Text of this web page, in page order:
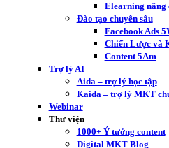
Elearning nâng
Đào tạo chuyên sâu
Facebook Ads
Chiến Lược và
Content 5Am
Trợ lý AI
Aida – trợ lý học tập
Kaida – trợ lý MKT
Webinar
Thư viện
1000+ Ý tưởng content
Digital MKT Blog